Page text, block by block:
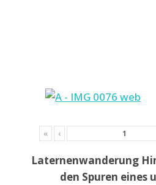
« ‹
Laternenwanderung
den Spuren eines